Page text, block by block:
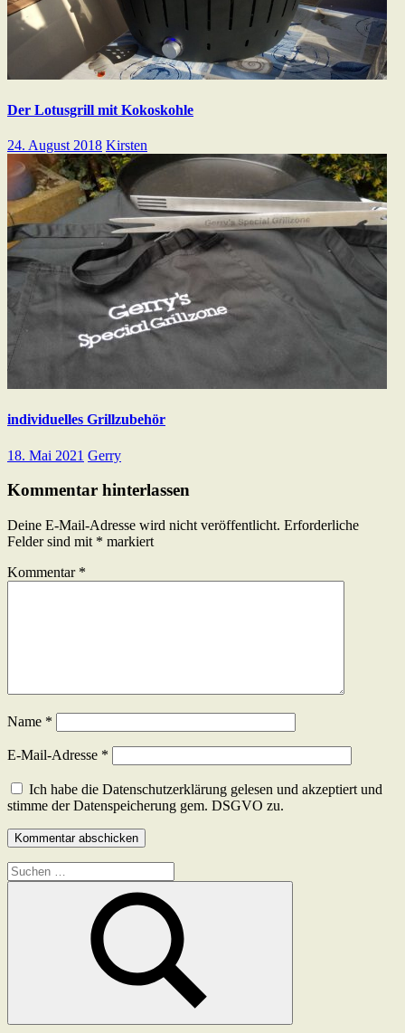
Der Lotusgrill mit Kokoskohle
24. August 2018 Kirsten
individuelles Grillzubehör
18. Mai 2021 Gerry
Kommentar hinterlassen
Deine E-Mail-Adresse wird nicht veröffentlicht. Erforderliche
Felder sind mit * markiert
Kommentar *
Name *
E-Mail-Adresse *
Ich habe die Datenschutzerklärung gelesen und akzeptiert und
stimme der Datenspeicherung gem. DSGVO zu.
Suchen
nach:
Suchen